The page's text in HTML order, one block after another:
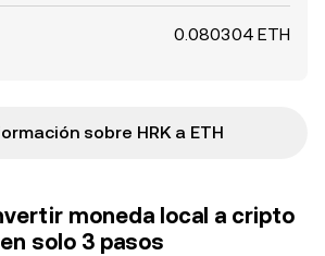
0.080304 ETH
sobre HRK a ETH
moneda local a cripto
en solo 3 pasos